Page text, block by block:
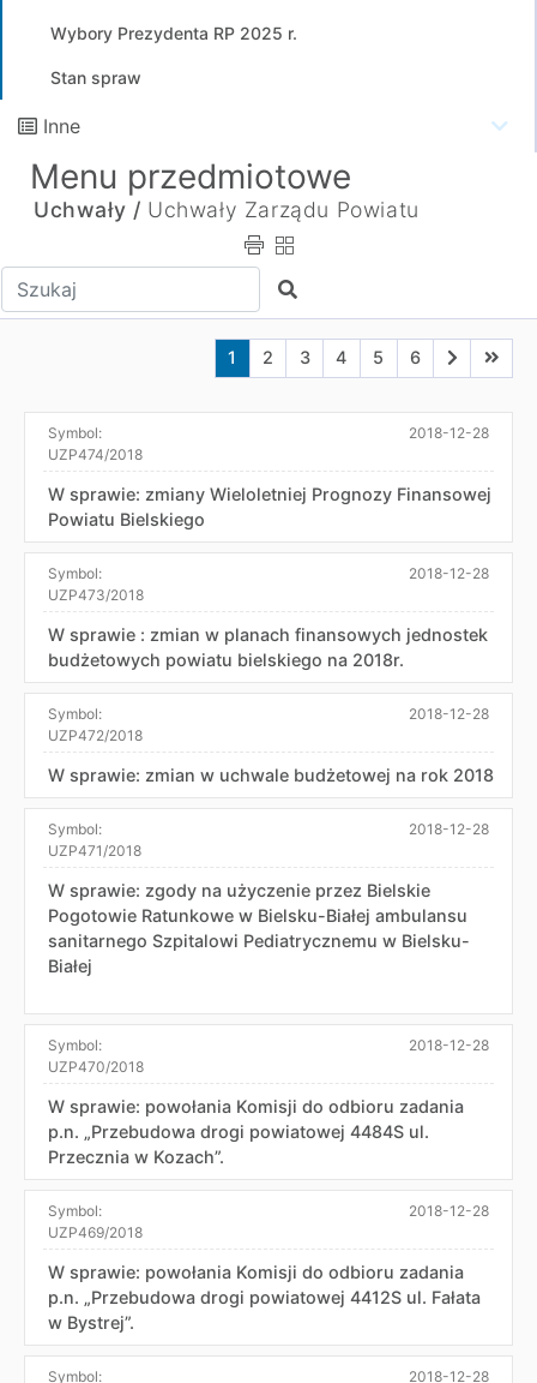
Wybory Prezydenta RP 2025 r.
Stan spraw
Inne
Menu przedmiotowe
Uchwały / Uchwały Zarządu Powiatu
Wpisz tekst do wyszukania Szukaj
Aktualna strona nr 1
1 Przejdź do strony nr 2
2 Przejdź do strony nr 3
3 Przejdź do strony nr 4
4 Przejdź do strony
5 Przejdź do
6 Przejdź
Symbol:
UZP474/2018
2018-12-28
W sprawie: zmiany Wieloletniej Prognozy Finansowej
Powiatu Bielskiego
Symbol:
UZP473/2018
2018-12-28
W sprawie : zmian w planach finansowych jednostek
budżetowych powiatu bielskiego na 2018r.
Symbol:
UZP472/2018
2018-12-28
W sprawie: zmian w uchwale budżetowej na rok 2018
Symbol:
UZP471/2018
2018-12-28
W sprawie: zgody na użyczenie przez Bielskie
Pogotowie Ratunkowe w Bielsku-Białej ambulansu
sanitarnego Szpitalowi Pediatrycznemu w Bielsku-
Białej
Symbol:
UZP470/2018
2018-12-28
W sprawie: powołania Komisji do odbioru zadania
p.n. „Przebudowa drogi powiatowej 4484S ul.
Przecznia w Kozach”.
Symbol:
UZP469/2018
2018-12-28
W sprawie: powołania Komisji do odbioru zadania
p.n. „Przebudowa drogi powiatowej 4412S ul. Fałata
w Bystrej”.
Symbol: 2018-12-28